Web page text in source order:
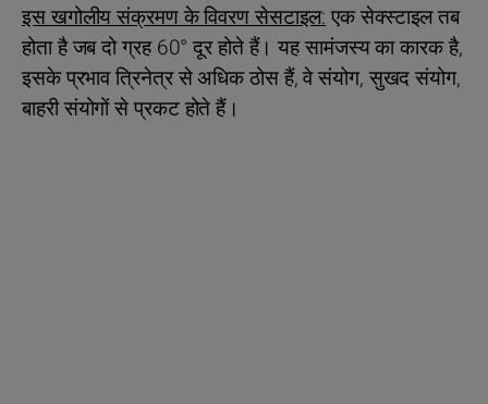
इस खगोलीय संक्रमण के विवरण सेसटाइल:एक सेक्स्टाइल तब
होता है जब दो ग्रह 60° दूर होते हैं। यह सामंजस्य का कारक है,
इसके प्रभाव त्रिनेत्र से अधिक ठोस हैं, वे संयोग, सुखद संयोग,
बाहरी संयोगों से प्रकट होते हैं।